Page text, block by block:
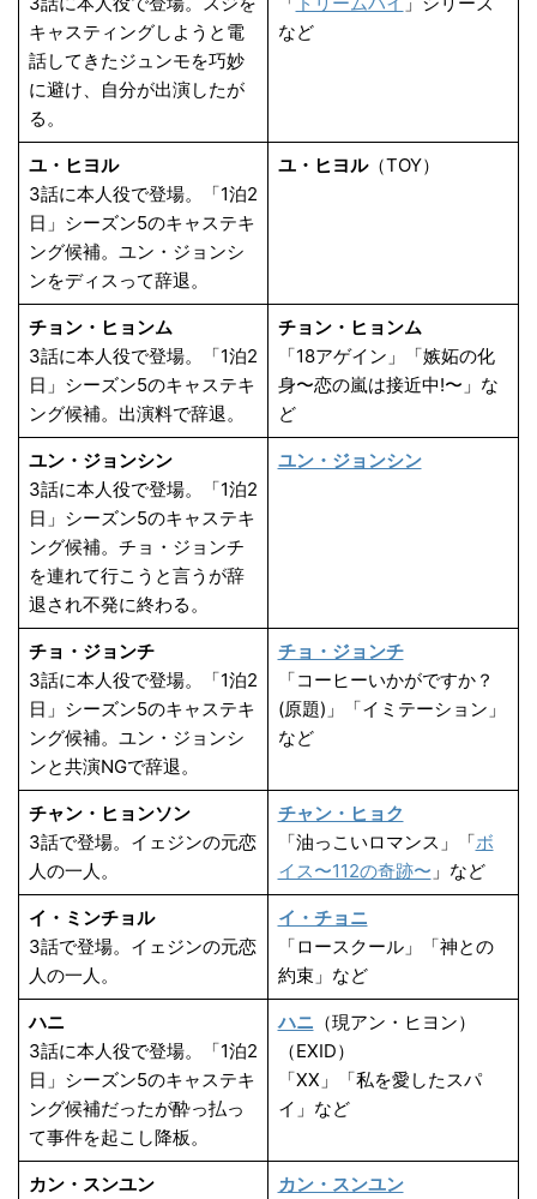
キャスティングしようと電
話してきたジュンモを巧妙
に避け、自分が出演したが
る。
など
ユ・ヒヨル
3話に本人役で登場。「1泊2
日」シーズン5のキャステキ
ング候補。ユン・ジョンシ
ンをディスって辞退。
ユ・ヒヨル（TOY）
チョン・ヒョンム
3話に本人役で登場。「1泊2
日」シーズン5のキャステキ
ング候補。出演料で辞退。
チョン・ヒョンム
「18アゲイン」「嫉妬の化
身〜恋の嵐は接近中!〜」な
ど
ユン・ジョンシン
3話に本人役で登場。「1泊2
日」シーズン5のキャステキ
ング候補。チョ・ジョンチ
を連れて行こうと言うが辞
退され不発に終わる。
ユン・ジョンシン
チョ・ジョンチ
3話に本人役で登場。「1泊2
日」シーズン5のキャステキ
ング候補。ユン・ジョンシ
ンと共演NGで辞退。
チョ・ジョンチ
「コーヒーいかがですか？
(原題)」「イミテーション」
など
チャン・ヒョンソン
3話で登場。イェジンの元恋
人の一人。
チャン・ヒョク
「油っこいロマンス」「ボ
イス〜112の奇跡〜 」など
イ・ミンチョル
3話で登場。イェジンの元恋
人の一人。
イ・チョニ
「ロースクール」「神との
約束」など
ハニ
3話に本人役で登場。「1泊2
日」シーズン5のキャステキ
ング候補だったが酔っ払っ
て事件を起こし降板。
ハニ （現アン・ヒヨン）
（EXID）
「XX」「私を愛したスパ
イ」など
カン・スンユン
カン・スンユン